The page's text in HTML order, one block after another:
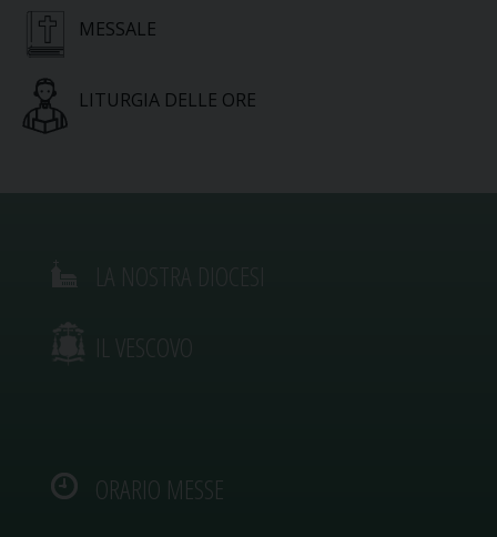
MESSALE
LITURGIA DELLE ORE
IL VESCOVO
ORARIO MESSE